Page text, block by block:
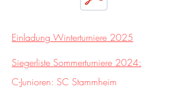
Einladung Winterturniere 2025
Siegerliste Sommerturniere 2024:
C-Junioren: SC Stammheim